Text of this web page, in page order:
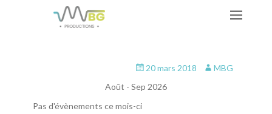
Posté20 mars 2018 Auteur
MBG
Août - Sep 2026
Pas d'évènements ce mois-ci